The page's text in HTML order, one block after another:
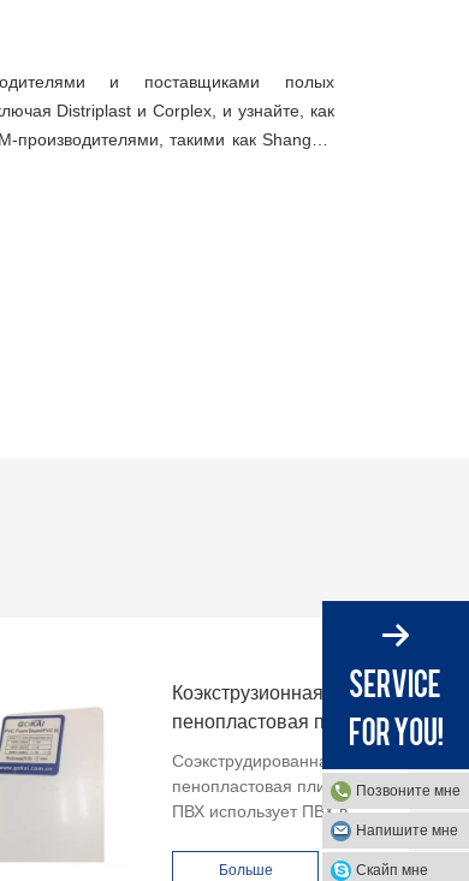
и поставщиками полых
Distriplast и Corplex, и узнайте, как
производителями, такими как Shanghai
Коэкструзионная
пенопластовая плита
из ПВХ
Соэкструдированная
пенопластовая плита из
ПВХ использует ПВХ в
качестве внутренней пены,
внешняя часть также
Больше
Позвоните мне
Напишите мне
Скайп мне